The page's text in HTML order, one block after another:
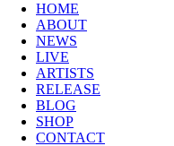
HOME
ABOUT
NEWS
LIVE
ARTISTS
RELEASE
BLOG
SHOP
CONTACT